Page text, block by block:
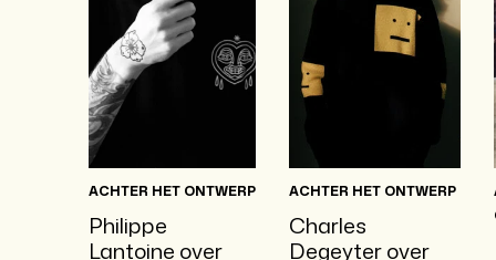
ACHTER HET ONTWERP
Philippe
Lantoine over
ACHTER HET ONTWERP
Charles
Degeyter over